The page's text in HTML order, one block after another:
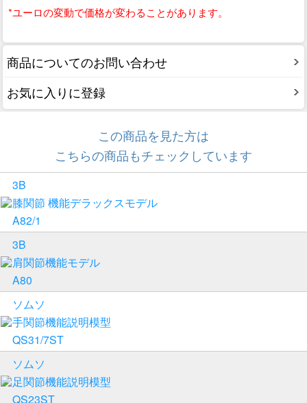
*ユーロの変動で価格が変わることがあります。
商品についてのお問い合わせ
お気に入りに登録
この商品を見た方は
こちらの商品もチェックしています
3B
膝関節 機能デラックスモデル
A82/1
3B
肩関節機能モデル
A80
ソムソ
手関節機能説明模型
QS31/7ST
ソムソ
足関節機能説明模型
QS23ST